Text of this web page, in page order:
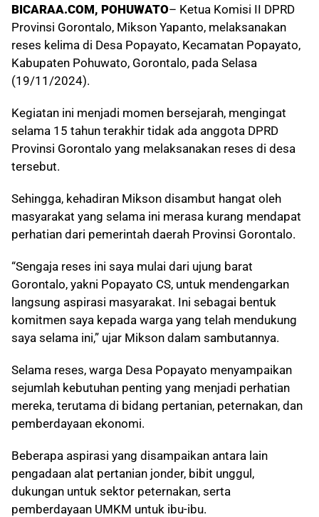
BICARAA.COM, POHUWATO– Ketua Komisi II DPRD
Provinsi Gorontalo, Mikson Yapanto, melaksanakan
reses kelima di Desa Popayato, Kecamatan Popayato,
Kabupaten Pohuwato, Gorontalo, pada Selasa
(19/11/2024).
Kegiatan ini menjadi momen bersejarah, mengingat
selama 15 tahun terakhir tidak ada anggota DPRD
Provinsi Gorontalo yang melaksanakan reses di desa
tersebut.
Sehingga, kehadiran Mikson disambut hangat oleh
masyarakat yang selama ini merasa kurang mendapat
perhatian dari pemerintah daerah Provinsi Gorontalo.
“Sengaja reses ini saya mulai dari ujung barat
Gorontalo, yakni Popayato CS, untuk mendengarkan
langsung aspirasi masyarakat. Ini sebagai bentuk
komitmen saya kepada warga yang telah mendukung
saya selama ini,” ujar Mikson dalam sambutannya.
Selama reses, warga Desa Popayato menyampaikan
sejumlah kebutuhan penting yang menjadi perhatian
mereka, terutama di bidang pertanian, peternakan, dan
pemberdayaan ekonomi.
Beberapa aspirasi yang disampaikan antara lain
pengadaan alat pertanian jonder, bibit unggul,
dukungan untuk sektor peternakan, serta
pemberdayaan UMKM untuk ibu-ibu.